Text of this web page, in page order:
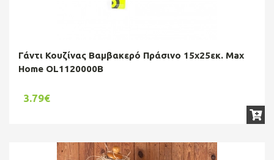
Γάντι Κουζίνας Βαμβακερό Πράσινο 15x25εκ. Max
Home OL1120000B
3.79€